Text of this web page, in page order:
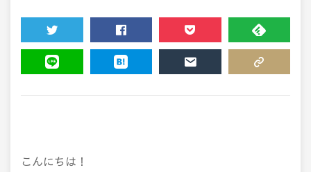
TWEET SHARE POCKET FEEDLY
こんにちは！